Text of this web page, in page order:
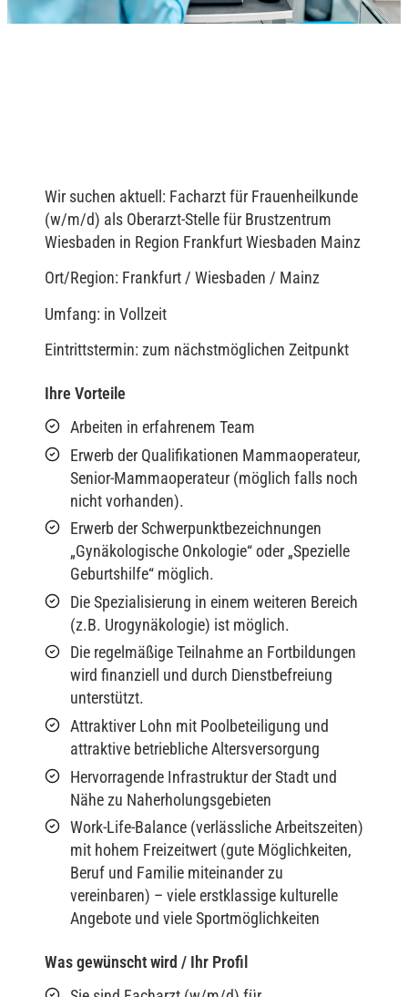
Wir suchen aktuell: Facharzt für Frauenheilkunde
(w/m/d) als Oberarzt-Stelle für Brustzentrum
Wiesbaden in Region Frankfurt Wiesbaden Mainz
Ort/Region: Frankfurt / Wiesbaden / Mainz
Umfang: in Vollzeit
Eintrittstermin: zum nächstmöglichen Zeitpunkt
Ihre Vorteile
Arbeiten in erfahrenem Team
Erwerb der Qualifikationen Mammaoperateur,
Senior-Mammaoperateur (möglich falls noch
nicht vorhanden).
Erwerb der Schwerpunktbezeichnungen
„Gynäkologische Onkologie“ oder „Spezielle
Geburtshilfe“ möglich.
Die Spezialisierung in einem weiteren Bereich
(z.B. Urogynäkologie) ist möglich.
Die regelmäßige Teilnahme an Fortbildungen
wird finanziell und durch Dienstbefreiung
unterstützt.
Attraktiver Lohn mit Poolbeteiligung und
attraktive betriebliche Altersversorgung
Hervorragende Infrastruktur der Stadt und
Nähe zu Naherholungsgebieten
Work-Life-Balance (verlässliche Arbeitszeiten)
mit hohem Freizeitwert (gute Möglichkeiten,
Beruf und Familie miteinander zu
vereinbaren) – viele erstklassige kulturelle
Angebote und viele Sportmöglichkeiten
Was gewünscht wird / Ihr Profil